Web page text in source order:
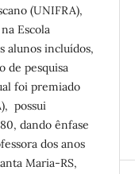
(UNIFRA),
Escola
alunos incluídos,
de pesquisa
foi premiado
possui
dando ênfase
dos anos
Maria-RS,